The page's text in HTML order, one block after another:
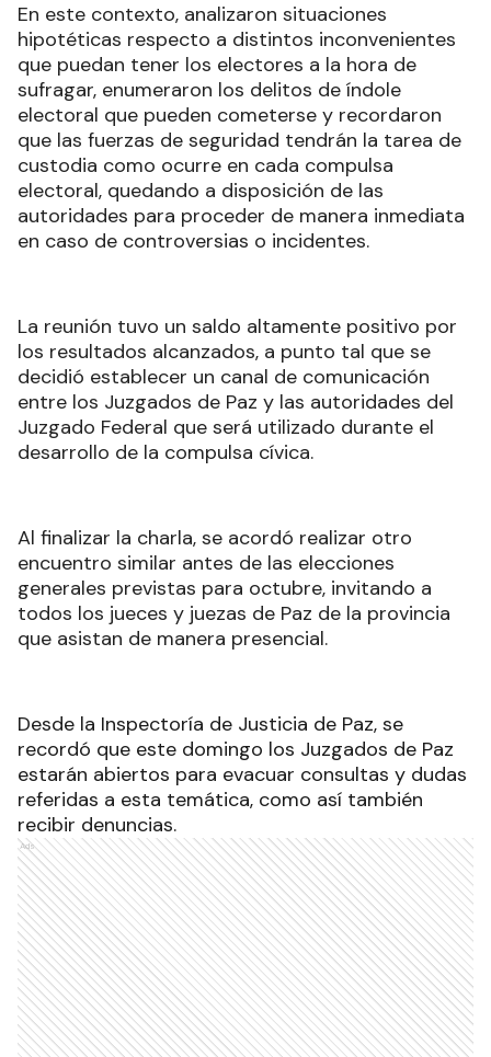
En este contexto, analizaron situaciones
hipotéticas respecto a distintos inconvenientes
que puedan tener los electores a la hora de
sufragar, enumeraron los delitos de índole
electoral que pueden cometerse y recordaron
que las fuerzas de seguridad tendrán la tarea de
custodia como ocurre en cada compulsa
electoral, quedando a disposición de las
autoridades para proceder de manera inmediata
en caso de controversias o incidentes.
La reunión tuvo un saldo altamente positivo por
los resultados alcanzados, a punto tal que se
decidió establecer un canal de comunicación
entre los Juzgados de Paz y las autoridades del
Juzgado Federal que será utilizado durante el
desarrollo de la compulsa cívica.
Al finalizar la charla, se acordó realizar otro
encuentro similar antes de las elecciones
generales previstas para octubre, invitando a
todos los jueces y juezas de Paz de la provincia
que asistan de manera presencial.
Desde la Inspectoría de Justicia de Paz, se
recordó que este domingo los Juzgados de Paz
estarán abiertos para evacuar consultas y dudas
referidas a esta temática, como así también
recibir denuncias.
Ads